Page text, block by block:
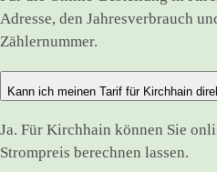
Adresse, den Jahresverbrauch
Zählernummer.
Kann ich meinen Tarif für Kirchhain
Ja. Für Kirchhain können Sie
Strompreis berechnen lassen.